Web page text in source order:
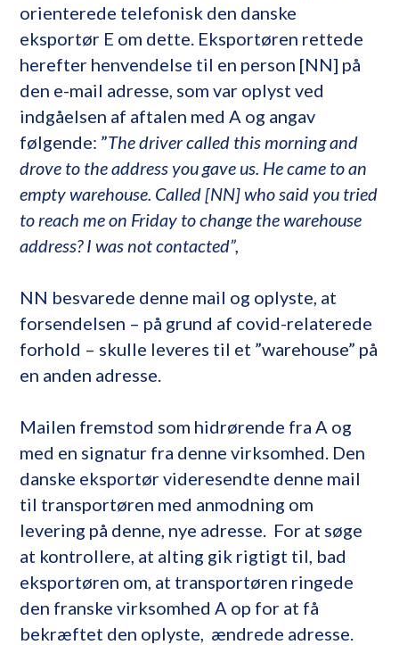
orienterede telefonisk den danske
eksportør E om dette. Eksportøren rettede
herefter henvendelse til en person [NN] på
den e-mail adresse, som var oplyst ved
indgåelsen af aftalen med A og angav
følgende: ”The driver called this morning and
drove to the address you gave us. He came to an
empty warehouse. Called [NN] who said you tried
to reach me on Friday to change the warehouse
address? I was not contacted”,
NN besvarede denne mail og oplyste, at
forsendelsen – på grund af covid-relaterede
forhold – skulle leveres til et ”warehouse” på
en anden adresse.
Mailen fremstod som hidrørende fra A og
med en signatur fra denne virksomhed. Den
danske eksportør videresendte denne mail
til transportøren med anmodning om
levering på denne, nye adresse. For at søge
at kontrollere, at alting gik rigtigt til, bad
eksportøren om, at transportøren ringede
den franske virksomhed A op for at få
bekræftet den oplyste, ændrede adresse.